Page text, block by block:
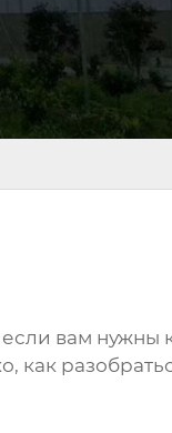
вам нужны
как